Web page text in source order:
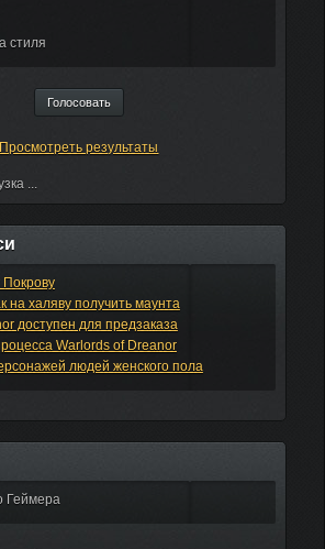
стиля
Просмотреть результаты
...
на халяву получить маунта
доступен для предзаказа
Warlords of Dreanor
людей женского пола
Геймера